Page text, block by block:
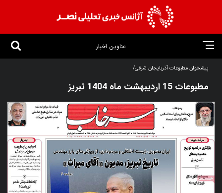
عناوین اخبار
پیشخوان مطبوعات آذربایجان شرقی/
مطبوعات 15 اردیبهشت ماه 1404 تبریز